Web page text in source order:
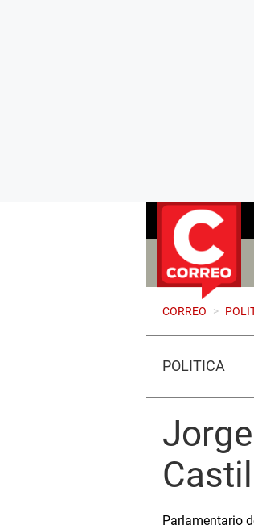
CORREO >
POLÍTICA
Parlamentario